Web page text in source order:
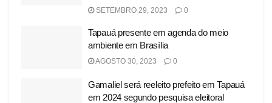
SETEMBRO 29, 2023 0
Tapauá presente em agenda do meio
ambiente em Brasília
AGOSTO 30, 2023 0
Gamaliel será reeleito prefeito em Tapauá
em 2024 segundo pesquisa eleitoral